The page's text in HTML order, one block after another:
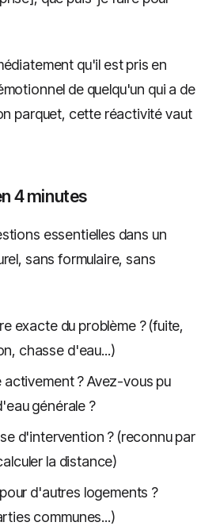
qu'il est pris en
de quelqu'un qui a de
parquet, cette réactivité vaut
4 minutes
essentielles dans un
sans formulaire, sans
exacte du problème ? (fuite,
chasse d'eau...)
activement ? Avez-vous pu
générale ?
d'intervention ? (reconnu par
la distance)
d'autres logements ?
communes...)